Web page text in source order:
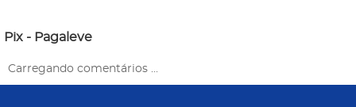
Pix - Pagaleve
Carregando comentários ...